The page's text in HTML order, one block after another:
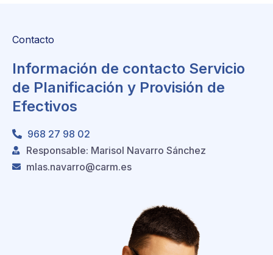
Contacto
Información de contacto Servicio
de Planificación y Provisión de
Efectivos
968 27 98 02
Responsable: Marisol Navarro Sánchez
mlas.navarro@carm.es